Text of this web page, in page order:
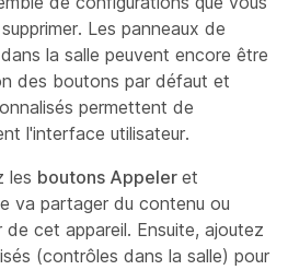
Les panneaux de
la salle peuvent encore être
des boutons par défaut et
permettent de
l'interface utilisateur.
les boutons Appeler et
va partager du contenu ou
cet appareil. Ensuite, ajoutez
(contrôles dans la salle) pour